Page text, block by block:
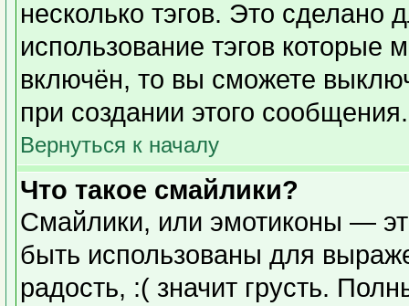
несколько тэгов. Это сделано
использование тэгов которые
включён, то вы сможете
при создании этого сообщения.
Вернуться к началу
Что такое смайлики?
Смайлики, или эмотиконы —
быть использованы для
радость, :( значит грусть.